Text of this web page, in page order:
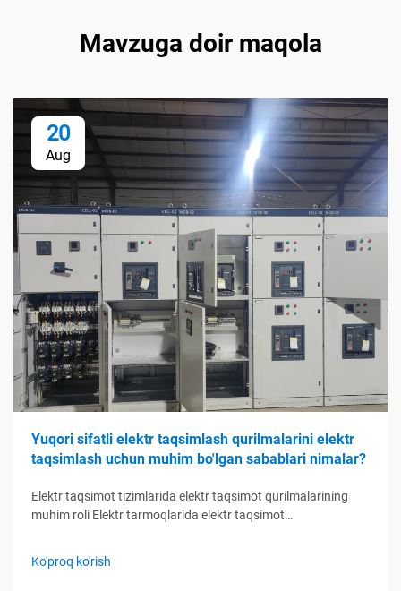
Mavzuga doir maqola
20
Aug
Yuqori sifatli elektr taqsimlash qurilmalarini elektr
taqsimlash uchun muhim bo'lgan sabablari nimalar?
Elektr taqsimot tizimlarida elektr taqsimot qurilmalarining
muhim roli Elektr tarmoqlarida elektr taqsimot
kabi xizmat qiladi, elektr zanjirlarini nazorat qilish, himoya
Ko'proq ko'rish